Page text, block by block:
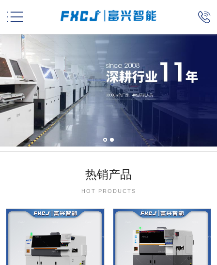
 
热销产品
HOT PRODUCTS